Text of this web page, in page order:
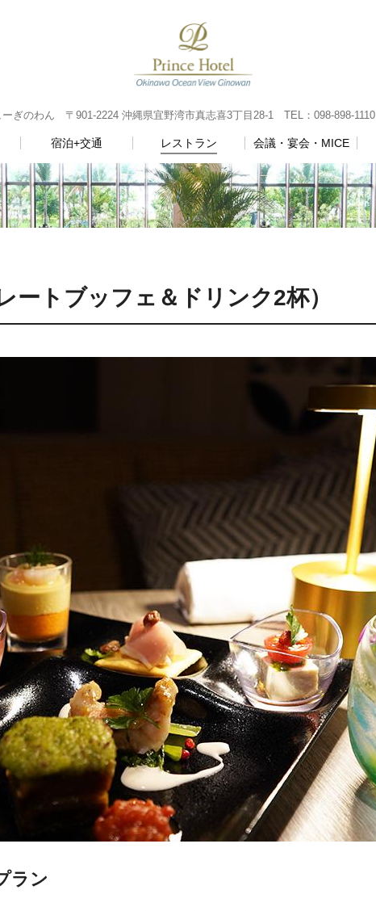
ぎのわん 〒901-2224 沖縄県宜野湾市真志喜3丁目28-1 TEL：098-898-1110
宿泊+交通 レストラン 会議・宴会・MICE
トブッフェ＆ドリンク2杯）
ラン